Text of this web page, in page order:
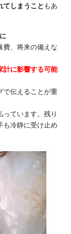
てしまうこと もあ
費、将来の備えな
計に影響する可能
で伝えることが重
っています。残り
も冷静に受け止め